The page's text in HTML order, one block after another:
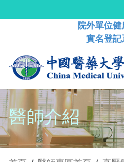
院外單位健
實名登記
醫師介紹